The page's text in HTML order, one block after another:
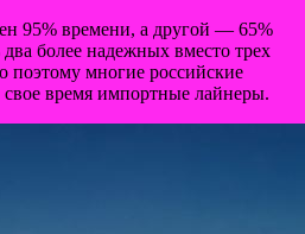
95% времени, а другой — 65%
более надежных вместо трех
многие российские
время импортные лайнеры.